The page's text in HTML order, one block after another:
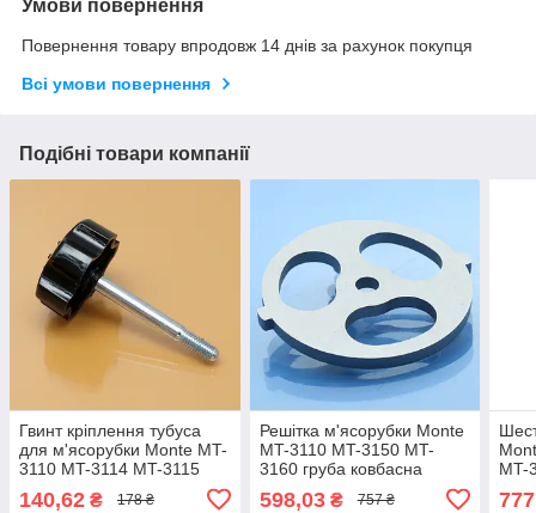
Умови повернення
Повернення товару впродовж 14 днів за рахунок покупця
Всі умови повернення
Подібні товари компанії
Гвинт кріплення тубуса
для м'ясорубки Monte MT-
3110 MT-3114 MT-3115
140,62 ₴ 178 ₴
Решітка м'ясорубки Monte
MT-3110 MT-3150 MT-
3160 груба ковбасна
598,03₴ 757 ₴
MT-